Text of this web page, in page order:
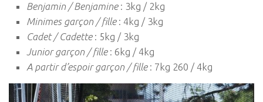
Benjamin / Benjamine: 3kg / 2kg
Minimes garçon / fille: 4kg / 3kg
Cadet / Cadette: 5kg / 3kg
Junior garçon / fille: 6kg / 4kg
A partir d’espoir garçon / fille: 7kg 260 / 4kg